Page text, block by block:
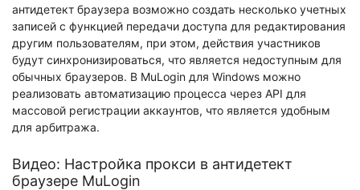
антидетект браузера возможно создать несколько учетных
записей с функцией передачи доступа для редактирования
другим пользователям, при этом, действия участников
будут синхронизироваться, что является недоступным для
обычных браузеров. В MuLogin для Windows можно
реализовать автоматизацию процесса через API для
массовой регистрации аккаунтов, что является удобным
для арбитража.
Видео: Настройка прокси в антидетект
браузере MuLogin